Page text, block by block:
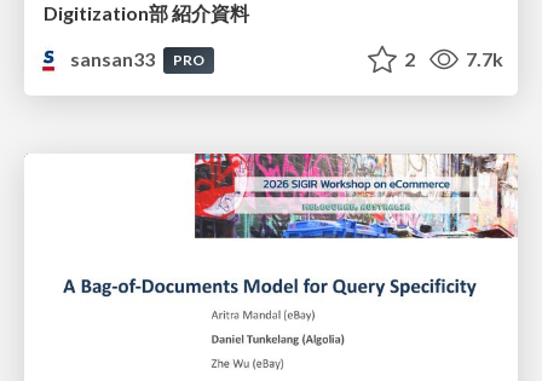
Digitization部 紹介資料
sansan33
PRO 2 7.7k